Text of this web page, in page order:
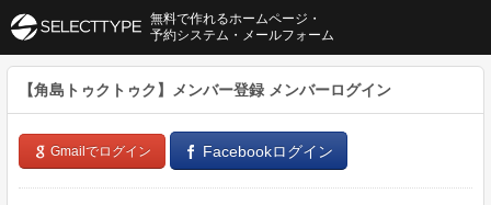
【角島トゥクトゥク】メンバー登録 メンバーログイン
Gmailでログイン Facebookログイン
無料で作れるホームページ・
予約システム・メールフォーム